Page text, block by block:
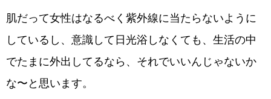
肌だって女性はなるべく紫外線に当たらないように
しているし、意識して日光浴しなくても、生活の中
でたまに外出してるなら、それでいいんじゃないか
な〜と思います。